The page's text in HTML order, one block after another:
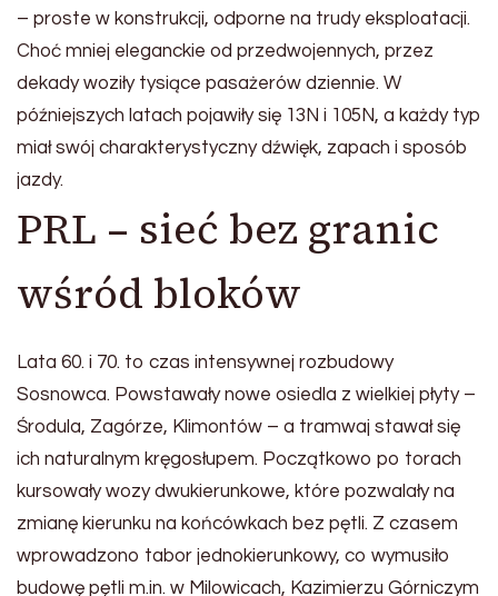
– proste w konstrukcji, odporne na trudy eksploatacji.
Choć mniej eleganckie od przedwojennych, przez
dekady woziły tysiące pasażerów dziennie. W
późniejszych latach pojawiły się 13N i 105N, a każdy typ
miał swój charakterystyczny dźwięk, zapach i sposób
jazdy.
PRL – sieć bez granic
wśród bloków
Lata 60. i 70. to czas intensywnej rozbudowy
Sosnowca. Powstawały nowe osiedla z wielkiej płyty –
Środula, Zagórze, Klimontów – a tramwaj stawał się
ich naturalnym kręgosłupem. Początkowo po torach
kursowały wozy dwukierunkowe, które pozwalały na
zmianę kierunku na końcówkach bez pętli. Z czasem
wprowadzono tabor jednokierunkowy, co wymusiło
budowę pętli m.in. w Milowicach, Kazimierzu Górniczym